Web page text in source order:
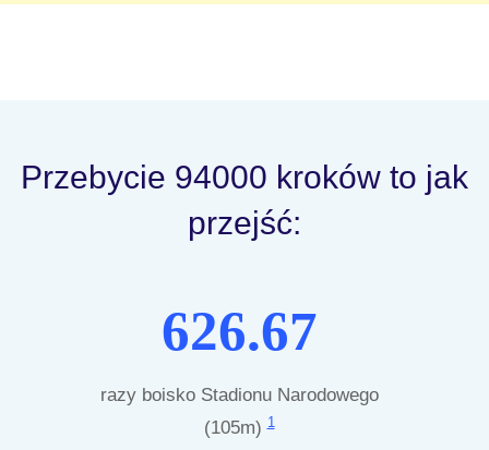
Przebycie 94000 kroków to jak
przejść:
626.67
razy boisko Stadionu Narodowego
(105m)1